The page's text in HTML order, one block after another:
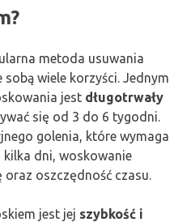
metoda usuwania
wiele korzyści. Jednym
jest długotrwały
się od 3 do 6 tygodni.
golenia, które wymaga
dni, woskowanie
oraz oszczędność czasu.
jest jej szybkość i